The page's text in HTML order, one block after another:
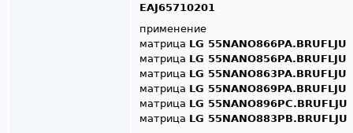
EAJ65710201
применение
матрица LG 55NANO866PA.BRUFLJU
матрица LG 55NANO856PA.BRUFLJU
матрица LG 55NANO863PA.BRUFLJU
матрица LG 55NANO869PA.BRUFLJU
матрица LG 55NANO896PC.BRUFLJU
матрица LG 55NANO883PB.BRUFLJU